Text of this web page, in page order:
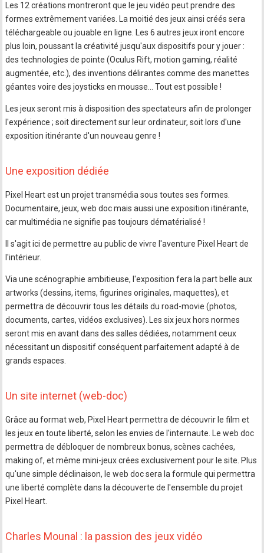
Les 12 créations montreront que le jeu vidéo peut prendre des
formes extrêmement variées. La moitié des jeux ainsi créés sera
téléchargeable ou jouable en ligne. Les 6 autres jeux iront encore
plus loin, poussant la créativité jusqu'aux dispositifs pour y jouer :
des technologies de pointe (Oculus Rift, motion gaming, réalité
augmentée, etc.), des inventions délirantes comme des manettes
géantes voire des joysticks en mousse… Tout est possible !
Les jeux seront mis à disposition des spectateurs afin de prolonger
l'expérience ; soit directement sur leur ordinateur, soit lors d'une
exposition itinérante d'un nouveau genre !
Une exposition dédiée
Pixel Heart est un projet transmédia sous toutes ses formes.
Documentaire, jeux, web doc mais aussi une exposition itinérante,
car multimédia ne signifie pas toujours dématérialisé !
Il s'agit ici de permettre au public de vivre l'aventure Pixel Heart de
l'intérieur.
Via une scénographie ambitieuse, l'exposition fera la part belle aux
artworks (dessins, items, figurines originales, maquettes), et
permettra de découvrir tous les détails du road-movie (photos,
documents, cartes, vidéos exclusives). Les six jeux hors normes
seront mis en avant dans des salles dédiées, notamment ceux
nécessitant un dispositif conséquent parfaitement adapté à de
grands espaces.
Un site internet (web-doc)
Grâce au format web, Pixel Heart permettra de découvrir le film et
les jeux en toute liberté, selon les envies de l'internaute. Le web doc
permettra de débloquer de nombreux bonus, scènes cachées,
making of, et même mini-jeux crées exclusivement pour le site. Plus
qu'une simple déclinaison, le web doc sera la formule qui permettra
une liberté complète dans la découverte de l'ensemble du projet
Pixel Heart.
Charles Mounal : la passion des jeux vidéo